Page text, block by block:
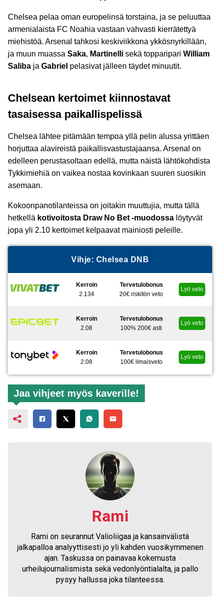
Chelsea pelaa oman europelinsä torstaina, ja se peluuttaa
armenialaista FC Noahia vastaan vahvasti kierrätettyä
miehistöä. Arsenal tahkosi keskiviikkona ykkösnyrkillään,
ja muun muassa Saka, Martinelli sekä topparipari William
Saliba ja Gabriel pelasivat jälleen täydet minuutit.
Chelsean kertoimet kiinnostavat
tasaisessa paikallispelissä
Chelsea lähtee pitämään tempoa yllä pelin alussa yrittäen
horjuttaa alavireistä paikallisvastustajaansa. Arsenal on
edelleen perustasoltaan edellä, mutta näistä lähtökohdista
Tykkimiehiä on vaikea nostaa kovinkaan suuren suosikin
asemaan.
Kokoonpanotilanteissa on joitakin muuttujia, mutta tällä
hetkellä kotivoitosta Draw No Bet -muodossa löytyvät
jopa yli 2.10 kertoimet kelpaavat mainiosti peleille.
Vihje: Chelsea DNB
Kerroin
2.134
Tervetulobonus
20€ riskitön veto
Lyö veto
Kerroin
2.08
Tervetulobonus
100% 200€ asti
Lyö veto
Kerroin
2.08
Tervetulobonus
100€ ilmaisveto
Lyö veto
Jaa vihjeet myös kaverille!
Rami
Rami on seurannut Valioliigaa ja kansainvälistä
jalkapalloa analyyttisesti jo yli kahden vuosikymmenen
ajan. Taskussa on painavaa kokemusta
urheilujournalismista sekä vedonlyöntialalta, ja pallo
pysyy hallussa joka tilanteessa.